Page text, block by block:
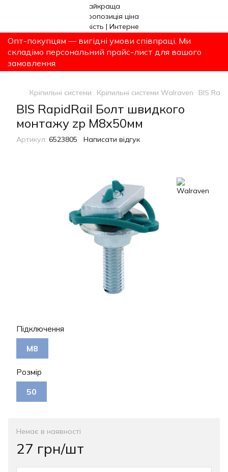
Опт-покупцям — вигідні умови співпраці. Ми
складімо персональний прайс-лист для вашого
замовлення
Кріпильні системи Кріпильні системи Walraven BIS
BIS RapidRail Болт швидкого
монтажу zp M8x50мм
Артикул: 6523805 Написати відгук
Підключення
М8
Розмір
50
Немає в наявності
27 грн/шт